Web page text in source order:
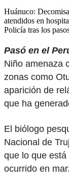
Huánuco:
atendidos en
Policía tras los
Pasó en el
Niño amenaza
zonas como
aparición de
que ha
El biólogo
Nacional de
que lo que
ocurrido en